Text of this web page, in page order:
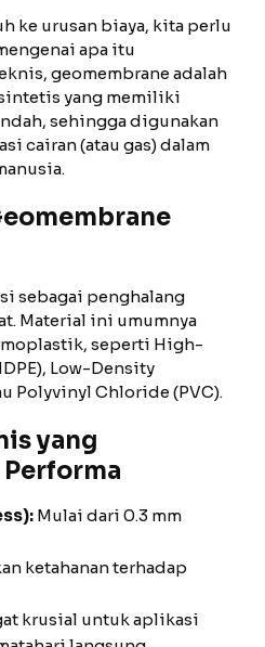
ke urusan biaya, kita perlu
apa itu
geomembrane adalah
yang memiliki
sehingga digunakan
cairan (atau gas) dalam
sebagai penghalang
Material ini umumnya
seperti High-
Low-Density
Polyvinyl Chloride (PVC).
yang
Mulai dari 0.3 mm
ketahanan terhadap
krusial untuk aplikasi